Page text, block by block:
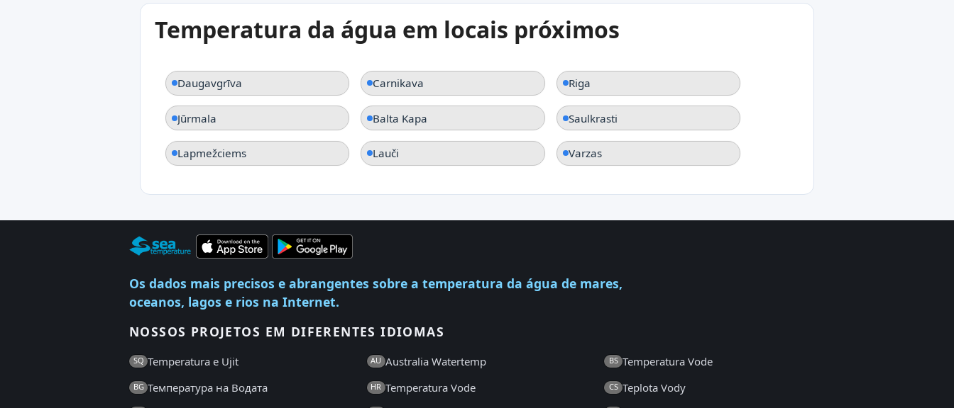
Temperatura da água em locais próximos
Daugavgrīva Carnikava Riga
Jūrmala Balta Kapa Saulkrasti
Lapmežciems Lauči Varzas
Os dados mais precisos e abrangentes sobre a temperatura da água de mares,
oceanos, lagos e rios na Internet.
NOSSOS PROJETOS EM DIFERENTES IDIOMAS
SQ Temperatura e Ujit AU Australia Watertemp BS Temperatura Vode
BG Температура на Водата HR Temperatura Vode CS Teplota Vody